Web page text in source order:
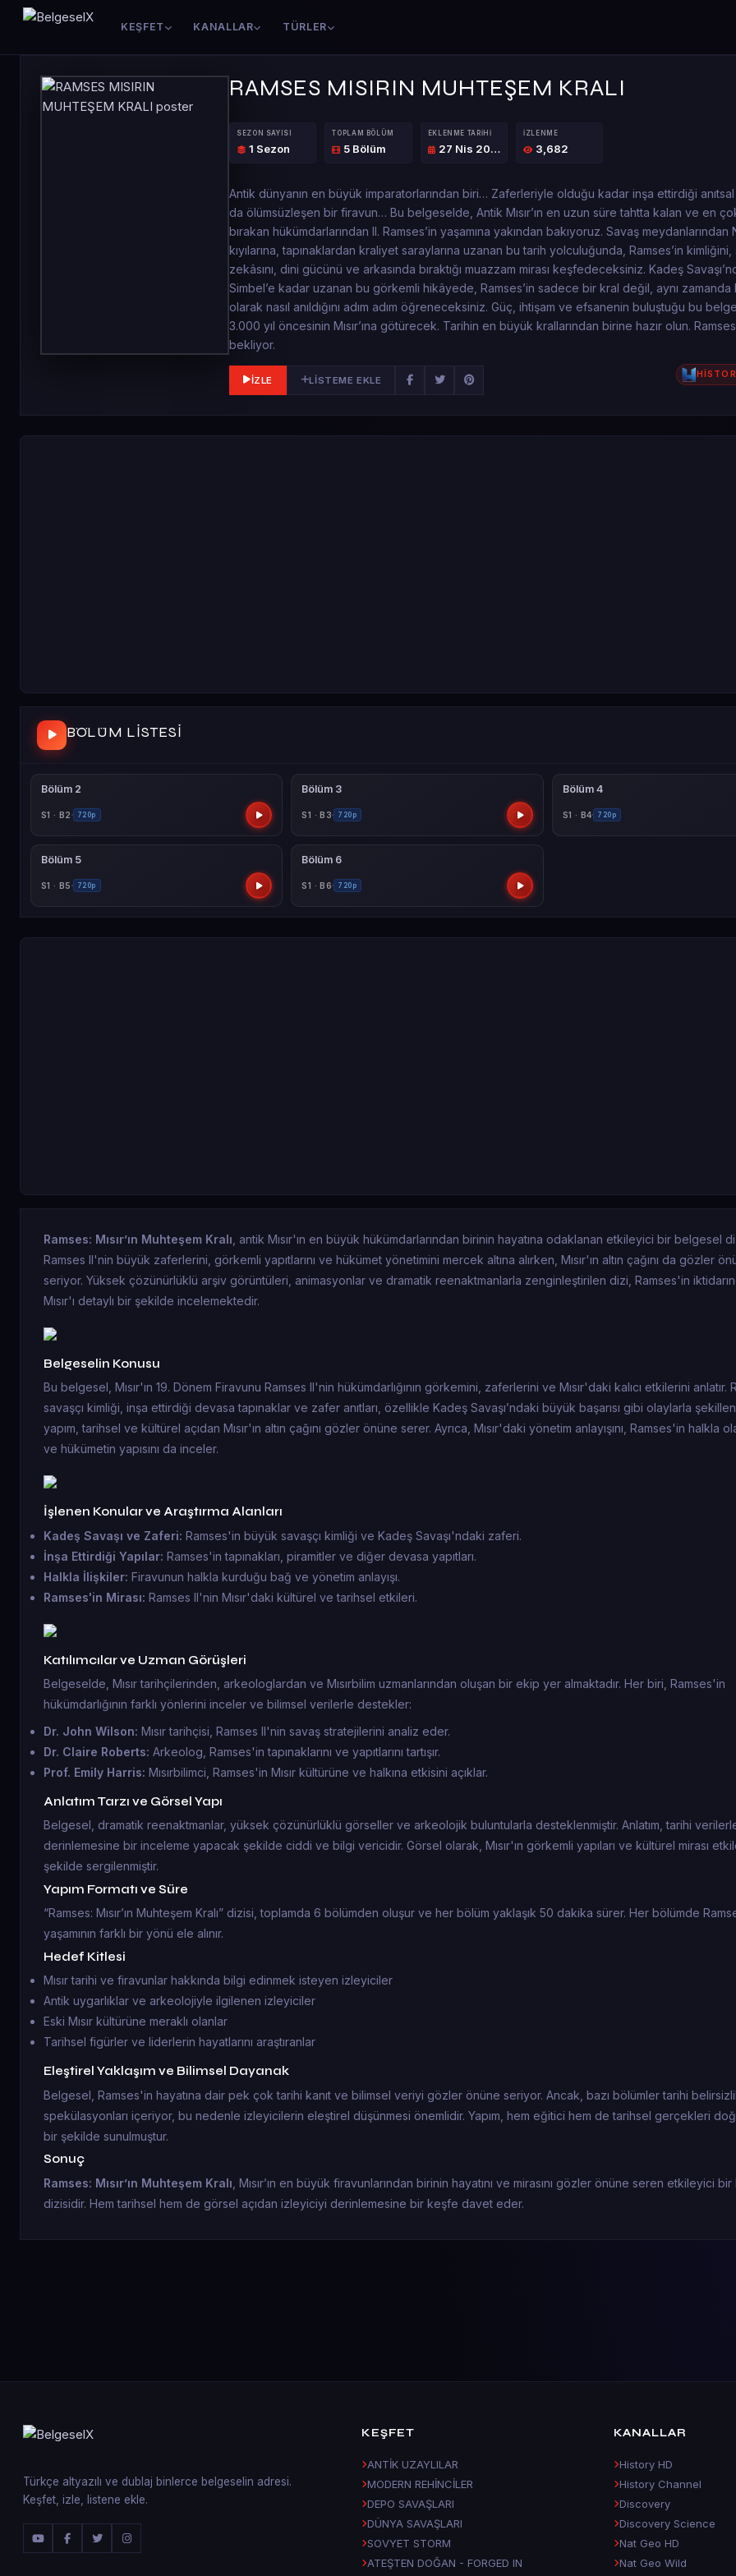
KEŞFET KANALLAR TÜRLER
RAMSES MISIRIN MUHTEŞEM KRALI
SEZON SAYISI
1 Sezon
TOPLAM BÖLÜM
5 Bölüm
EKLENME TARIHI
27 Nis 2025
İZLENME
3,682
Antik dünyanın en büyük imparatorlarından biri… Zaferleriyle olduğu kadar inşa ettirdiği anıtsal
da ölümsüzleşen bir firavun… Bu belgeselde, Antik Mısır’ın en uzun süre tahtta kalan ve en
bırakan hükümdarlarından II. Ramses’in yaşamına yakından bakıyoruz. Savaş meydanlarından
kıyılarına, tapınaklardan kraliyet saraylarına uzanan bu tarih yolculuğunda, Ramses’in kimliğini,
zekâsını, dini gücünü ve arkasında bıraktığı muazzam mirası keşfedeceksiniz. Kadeş
Simbel’e kadar uzanan bu görkemli hikâyede, Ramses’in sadece bir kral değil, aynı zamanda
olarak nasıl anıldığını adım adım öğreneceksiniz. Güç, ihtişam ve efsanenin buluştuğu bu
3.000 yıl öncesinin Mısır’ına götürecek. Tarihin en büyük krallarından birine hazır olun.
bekliyor.
İZLE LISTEME EKLE
BÖLÜM LISTESI
Bölüm 2
S1 · B2 720p
Bölüm 3
S1 · B3 720p
Bölüm 4
S1 · B4 720p
Bölüm 5
S1 · B5 720p
Bölüm 6
S1 · B6 720p
Ramses: Mısır’ın Muhteşem Kralı , antik Mısır'ın en büyük hükümdarlarından birinin hayatına odaklanan etkileyici bir belgesel
Ramses II'nin büyük zaferlerini, görkemli yapıtlarını ve hükümet yönetimini mercek altına alırken, Mısır'ın altın çağını da gözler
seriyor. Yüksek çözünürlüklü arşiv görüntüleri, animasyonlar ve dramatik reenaktmanlarla zenginleştirilen dizi, Ramses'in
Mısır'ı detaylı bir şekilde incelemektedir.
Belgeselin Konusu
Bu belgesel, Mısır'ın 19. Dönem Firavunu Ramses II'nin hükümdarlığının görkemini, zaferlerini ve Mısır'daki kalıcı etkilerini anlatır.
savaşçı kimliği, inşa ettirdiği devasa tapınaklar ve zafer anıtları, özellikle Kadeş Savaşı’ndaki büyük başarısı gibi olaylarla
yapım, tarihsel ve kültürel açıdan Mısır'ın altın çağını gözler önüne serer. Ayrıca, Mısır'daki yönetim anlayışını, Ramses'in halkla
ve hükümetin yapısını da inceler.
İşlenen Konular ve Araştırma Alanları
Kadeş Savaşı ve Zaferi: Ramses'in büyük savaşçı kimliği ve Kadeş Savaşı'ndaki zaferi.
İnşa Ettirdiği Yapılar: Ramses'in tapınakları, piramitler ve diğer devasa yapıtları.
Halkla İlişkiler: Firavunun halkla kurduğu bağ ve yönetim anlayışı.
Ramses'in Mirası: Ramses II'nin Mısır'daki kültürel ve tarihsel etkileri.
Katılımcılar ve Uzman Görüşleri
Belgeselde, Mısır tarihçilerinden, arkeologlardan ve Mısırbilim uzmanlarından oluşan bir ekip yer almaktadır. Her biri, Ramses'in
hükümdarlığının farklı yönlerini inceler ve bilimsel verilerle destekler:
Dr. John Wilson: Mısır tarihçisi, Ramses II'nin savaş stratejilerini analiz eder.
Dr. Claire Roberts: Arkeolog, Ramses'in tapınaklarını ve yapıtlarını tartışır.
Prof. Emily Harris: Mısırbilimci, Ramses'in Mısır kültürüne ve halkına etkisini açıklar.
Anlatım Tarzı ve Görsel Yapı
Belgesel, dramatik reenaktmanlar, yüksek çözünürlüklü görseller ve arkeolojik buluntularla desteklenmiştir. Anlatım, tarihi
derinlemesine bir inceleme yapacak şekilde ciddi ve bilgi vericidir. Görsel olarak, Mısır'ın görkemli yapıları ve kültürel mirası
şekilde sergilenmiştir.
Yapım Formatı ve Süre
“Ramses: Mısır’ın Muhteşem Kralı” dizisi, toplamda 6 bölümden oluşur ve her bölüm yaklaşık 50 dakika sürer. Her bölümde
yaşamının farklı bir yönü ele alınır.
Hedef Kitlesi
Mısır tarihi ve firavunlar hakkında bilgi edinmek isteyen izleyiciler
Antik uygarlıklar ve arkeolojiyle ilgilenen izleyiciler
Eski Mısır kültürüne meraklı olanlar
Tarihsel figürler ve liderlerin hayatlarını araştıranlar
Eleştirel Yaklaşım ve Bilimsel Dayanak
Belgesel, Ramses'in hayatına dair pek çok tarihi kanıt ve bilimsel veriyi gözler önüne seriyor. Ancak, bazı bölümler tarihi
spekülasyonları içeriyor, bu nedenle izleyicilerin eleştirel düşünmesi önemlidir. Yapım, hem eğitici hem de tarihsel gerçekleri
bir şekilde sunulmuştur.
Sonuç
Ramses: Mısır’ın Muhteşem Kralı , Mısır’ın en büyük firavunlarından birinin hayatını ve mirasını gözler önüne seren etkileyici
dizisidir. Hem tarihsel hem de görsel açıdan izleyiciyi derinlemesine bir keşfe davet eder.
Türkçe altyazılı ve dublaj binlerce belgeselin adresi.
Keşfet, izle, listene ekle.
KEŞFET
ANTİK UZAYLILAR
MODERN REHİNCİLER
DEPO SAVAŞLARI
DÜNYA SAVAŞLARI
SOVYET STORM
ATEŞTEN DOĞAN - FORGED IN
KANALLAR
History HD
History Channel
Discovery
Discovery Science
Nat Geo HD
Nat Geo Wild